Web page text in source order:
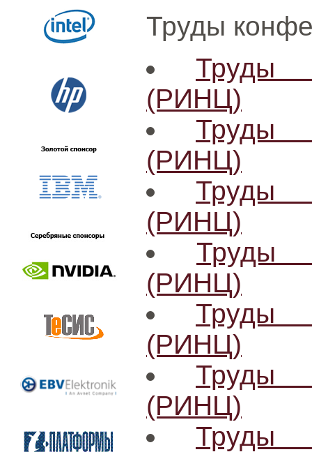
Труды
Труды
(РИНЦ)
Труды
(РИНЦ)
Труды
(РИНЦ)
Труды
(РИНЦ)
Труды
(РИНЦ)
Труды
(РИНЦ)
Труды